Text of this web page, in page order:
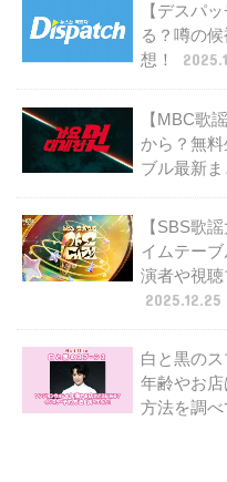
【デスパ
る？噂の
想！
【MBC歌
から？無
ブル最新ま
【SBS歌
イムテー
演者や視聴
2025.12.25
白と黒の
年齢やお
方法を調べ